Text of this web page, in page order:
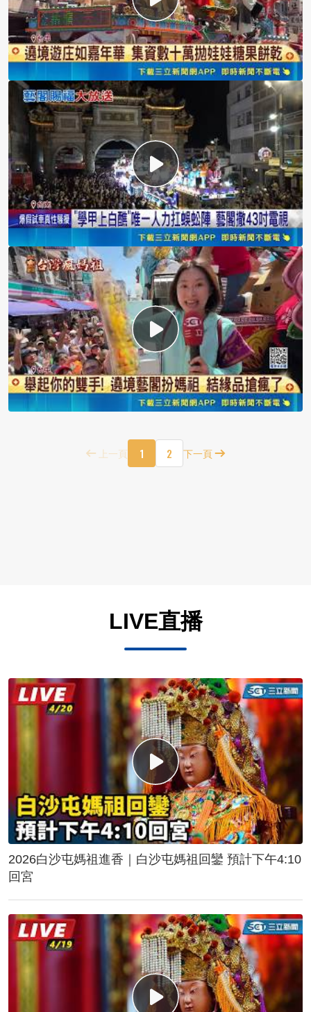
上一頁 1 2 下一頁
LIVE直播
2026白沙屯媽祖進香｜白沙屯媽祖回鑾 預計下午4:10
回宮